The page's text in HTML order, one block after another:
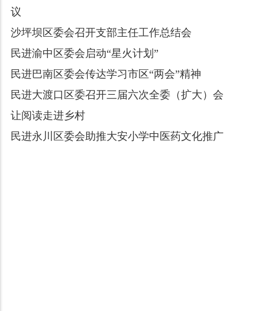
议
沙坪坝区委会召开支部主任工作总结会
民进渝中区委会启动“星火计划”
民进巴南区委会传达学习市区“两会”精神
民进大渡口区委召开三届六次全委（扩大）会
让阅读走进乡村
民进永川区委会助推大安小学中医药文化推广